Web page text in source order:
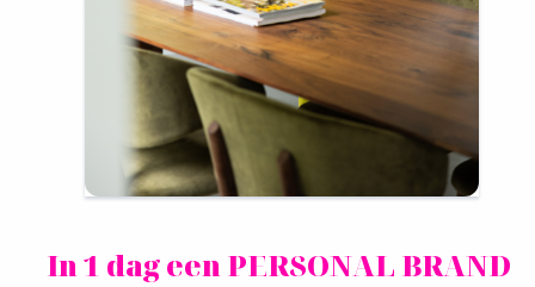
In 1 dag een PERSONAL BRAND